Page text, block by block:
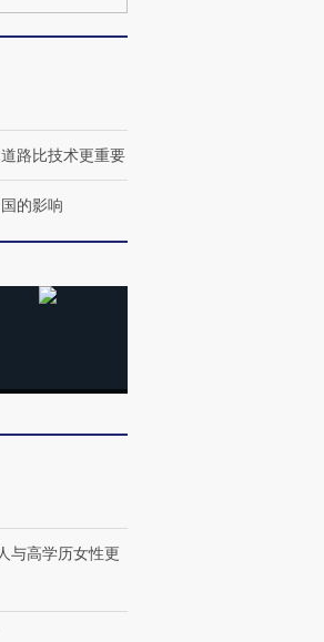
路比技术更重要
的影响
与高学历女性更